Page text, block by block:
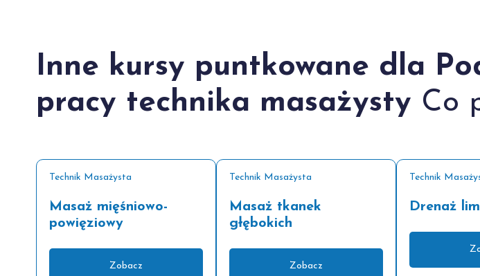
Inne kursy puntkowane dla
pracy technika masażysty Co
Technik Masażysta
Masaż mięśniowo-
powięziowy
Zobacz
Technik Masażysta
Masaż tkanek
głębokich
Zobacz
Technik
Drenaż